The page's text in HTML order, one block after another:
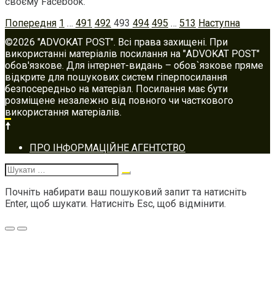
Posts
Попередня 1 … 491 492 493 494 495 … 513 Наступна
©2026 "ADVOKAT POST". Всі права захищені. При
використанні матеріалів посилання на "ADVOKAT POST"
обов'язкове. Для інтернет-видань – обов`язкове пряме
відкрите для пошукових систем гіперпосилання
безпосередньо на матеріал. Посилання має бути
розміщене незалежно від повного чи часткового
використання матеріалів.
Footer
navigation
ПРО ІНФОРМАЦІЙНЕ АГЕНТСТВО
Шукати:
Почніть набирати ваш пошуковий запит та натисніть
Enter, щоб шукати. Натисніть Esc, щоб відмінити.
Меню